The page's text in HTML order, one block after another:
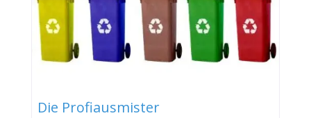
Die Profiausmister